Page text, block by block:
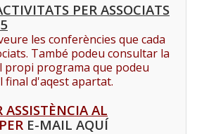
PER ASSOCIATS
les conferències que cada
També podeu consultar la
propi programa que podeu
final d'aqest apartat.
ASSISTÈNCIA AL
PER E-MAIL AQUÍ